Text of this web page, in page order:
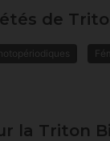
de
la Triton